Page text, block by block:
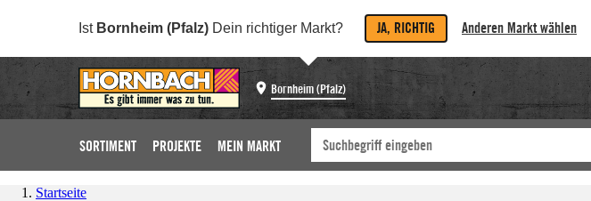
Ist Bornheim (Pfalz) Dein richtiger Markt? JA, RICHTIG Anderen Markt wählen
Bornheim (Pfalz)
SORTIMENT PROJEKTE MEIN MARKT
Startseite